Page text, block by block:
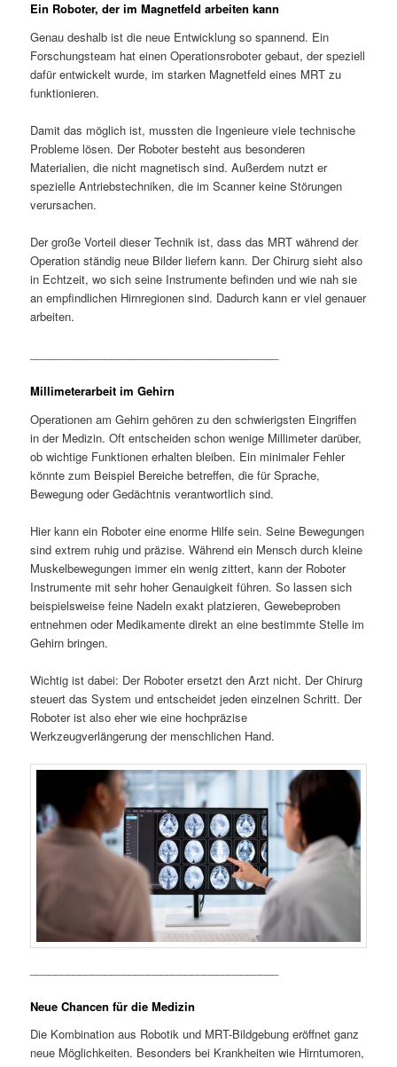
Ein Roboter, der im Magnetfeld arbeiten kann
Genau deshalb ist die neue Entwicklung so spannend. Ein
Forschungsteam hat einen Operationsroboter gebaut, der speziell
dafür entwickelt wurde, im starken Magnetfeld eines MRT zu
funktionieren.
Damit das möglich ist, mussten die Ingenieure viele technische
Probleme lösen. Der Roboter besteht aus besonderen
Materialien, die nicht magnetisch sind. Außerdem nutzt er
spezielle Antriebstechniken, die im Scanner keine Störungen
verursachen.
Der große Vorteil dieser Technik ist, dass das MRT während der
Operation ständig neue Bilder liefern kann. Der Chirurg sieht also
in Echtzeit, wo sich seine Instrumente befinden und wie nah sie
an empfindlichen Hirnregionen sind. Dadurch kann er viel genauer
arbeiten.
Millimeterarbeit im Gehirn
Operationen am Gehirn gehören zu den schwierigsten Eingriffen
in der Medizin. Oft entscheiden schon wenige Millimeter darüber,
ob wichtige Funktionen erhalten bleiben. Ein minimaler Fehler
könnte zum Beispiel Bereiche betreffen, die für Sprache,
Bewegung oder Gedächtnis verantwortlich sind.
Hier kann ein Roboter eine enorme Hilfe sein. Seine Bewegungen
sind extrem ruhig und präzise. Während ein Mensch durch kleine
Muskelbewegungen immer ein wenig zittert, kann der Roboter
Instrumente mit sehr hoher Genauigkeit führen. So lassen sich
beispielsweise feine Nadeln exakt platzieren, Gewebeproben
entnehmen oder Medikamente direkt an eine bestimmte Stelle im
Gehirn bringen.
Wichtig ist dabei: Der Roboter ersetzt den Arzt nicht. Der Chirurg
steuert das System und entscheidet jeden einzelnen Schritt. Der
Roboter ist also eher wie eine hochpräzise
Werkzeugverlängerung der menschlichen Hand.
Neue Chancen für die Medizin
Die Kombination aus Robotik und MRT-Bildgebung eröffnet ganz
neue Möglichkeiten. Besonders bei Krankheiten wie Hirntumoren,